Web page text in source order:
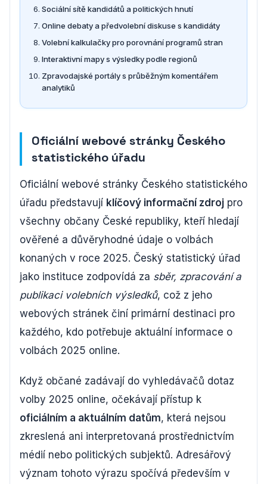
Sociální sítě kandidátů a politických hnutí
Online debaty a předvolební diskuse s kandidáty
Volební kalkulačky pro porovnání programů stran
Interaktivní mapy s výsledky podle regionů
Zpravodajské portály s průběžným komentářem
analytiků
Oficiální webové stránky Českého
statistického úřadu
Oficiální webové stránky Českého statistického
úřadu představují klíčový informační zdroj pro
všechny občany České republiky, kteří hledají
ověřené a důvěryhodné údaje o volbách
konaných v roce 2025. Český statistický úřad
jako instituce zodpovídá za sběr, zpracování a
publikaci volebních výsledků, což z jeho
webových stránek činí primární destinaci pro
každého, kdo potřebuje aktuální informace o
volbách 2025 online.
Když občané zadávají do vyhledávačů dotaz
volby 2025 online, očekávají přístup k
oficiálním a aktuálním datům, která nejsou
zkreslená ani interpretovaná prostřednictvím
médií nebo politických subjektů. Adresářový
význam tohoto výrazu spočívá především v